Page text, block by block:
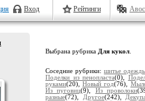
Вход Рейтинги
Выбрана рубрика Для кукол
Соседние рубрики:шитье
Поделки из пенопласта(0),
руками(20),Новый год(76),
Из пуговиц(9), Из проволоки
разные(72), Другое(242),